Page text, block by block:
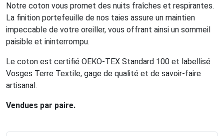
Notre coton vous promet des nuits fraîches et respirantes.
La finition portefeuille de nos taies assure un maintien
impeccable de votre oreiller, vous offrant ainsi un sommeil
paisible et ininterrompu.
Le coton est certifié OEKO-TEX Standard 100 et labellisé
Vosges Terre Textile, gage de qualité et de savoir-faire
artisanal.
Vendues par paire.